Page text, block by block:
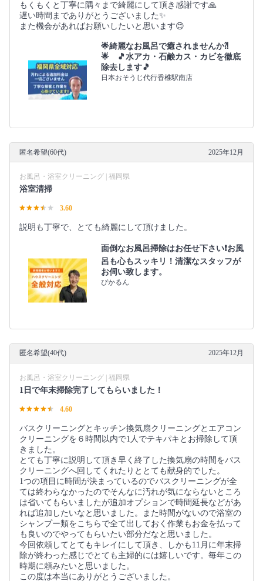
もくもくと丁寧に隅々まで綺麗にして頂き感謝です🙏
遅い時間までありがとうございました✨
また機会があればお願いしたいと思います😊
🌟綺麗なお風呂で癒されませんか⁈
🌟 🎵水アカ・石鹸カス・カビを徹底
除去します🎵
日本おそうじ代行香椎駅南店
匿名希望(60代) 2025年12月
お風呂・浴室クリーニング | 福岡県
浴室清掃
3.60
説明も丁寧で、とても綺麗にして頂けました。
面倒なお風呂掃除はお任せ下さい❗️お風
呂も心もスッキリ！清潔なスタッフが
お伺い致します。
ぴかるん
匿名希望(40代) 2025年12月
お風呂・浴室クリーニング | 福岡県
1日で年末掃除完了してもらいました！
4.60
バスクリーニングとキッチン換気扇クリーニングとエアコン
クリーニングを６時間以内で1人でテキパキとお掃除して頂
きました。
とても丁寧に説明して頂き早く終了した換気扇の時間をバス
クリーニングへ回してくれたりととても献身的でした。
1つの項目に時間が決まっているのでバスクリーニングが全
ては終わらなかったのでそんなに汚れが気にならないところ
は省いてもらいましたが追加オプションで時間延長などがあ
れば追加したいなと思いました。また時間がないので浴室の
シャンプー類をこちらで全て出しておく作業もお金を払って
も良いのでやってもらいたい部分だなと思いました。
今回依頼してとてもキレイにして頂き、しかも11月に年末掃
除が終わった感じでとても主婦的には嬉しいです。毎年この
時期に頼みたいと思いました。
この度は本当にありがとうございました。